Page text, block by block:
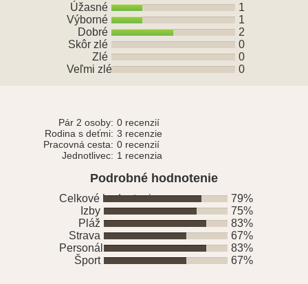
Úžasné
1
Výborné
1
Dobré
2
Skôr zlé
0
Zlé
0
Veľmi zlé
0
Pár 2 osoby: 0 recenzií
Rodina s deťmi: 3 recenzie
Pracovná cesta: 0 recenzií
Jednotlivec: 1 recenzia
Podrobné hodnotenie
Celkové hodnotenie
79%
Izby
75%
Pláž
83%
Strava
67%
Personál
83%
Šport
67%